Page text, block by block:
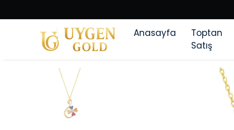
Anasayfa
Toptan
Satış